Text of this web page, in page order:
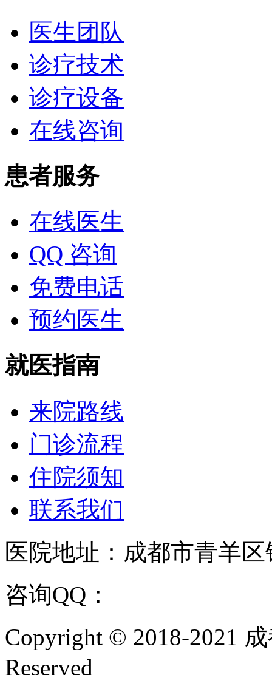
医生团队
诊疗技术
诊疗设备
在线咨询
患者服务
在线医生
QQ 咨询
免费电话
预约医生
就医指南
来院路线
门诊流程
住院须知
联系我们
医院地址：成都市青羊
咨询QQ：
Copyright © 2018-2021
Reserved